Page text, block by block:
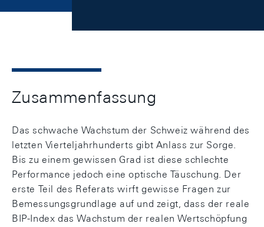
Zusammenfassung
Das schwache Wachstum der Schweiz während des
letzten Vierteljahrhunderts gibt Anlass zur Sorge.
Bis zu einem gewissen Grad ist diese schlechte
Performance jedoch eine optische Täuschung. Der
erste Teil des Referats wirft gewisse Fragen zur
Bemessungsgrundlage auf und zeigt, dass der reale
BIP-Index das Wachstum der realen Wertschöpfung